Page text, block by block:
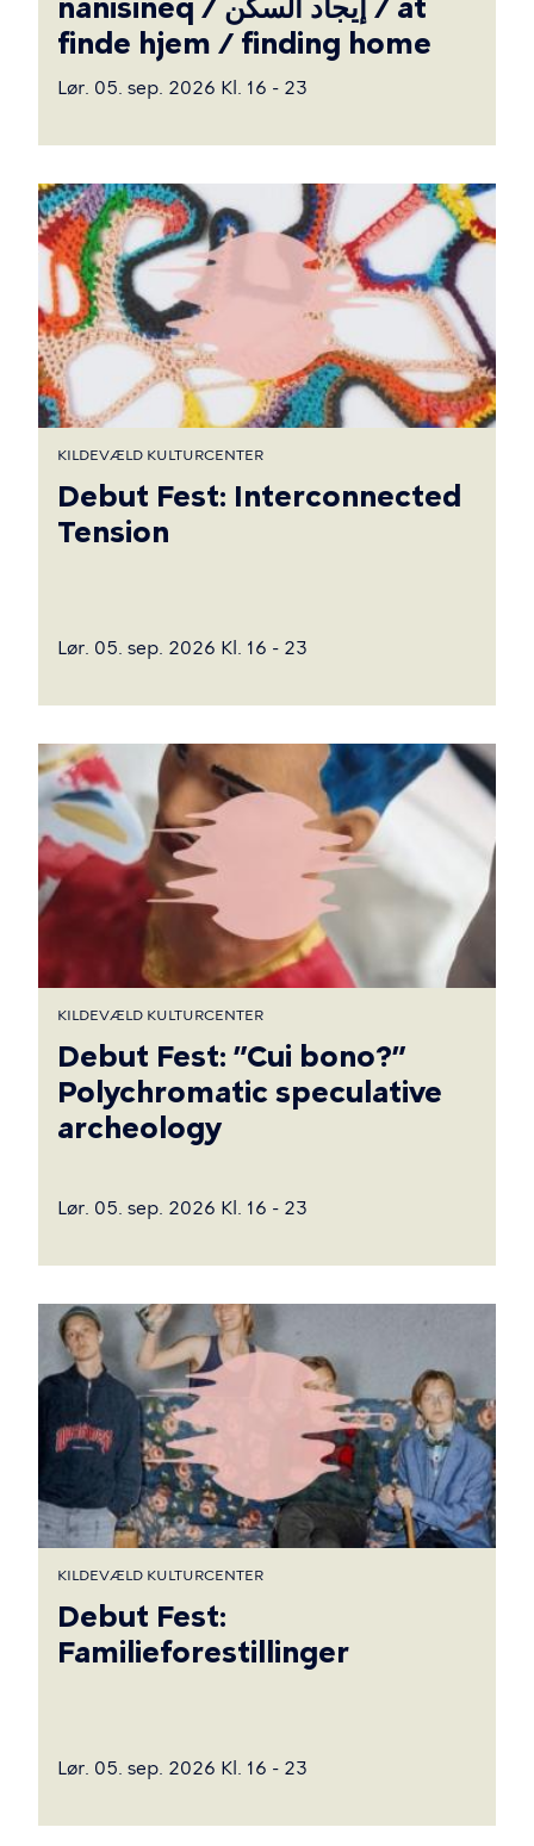
nanisineq / إيجاد السكن / at
finde hjem / finding home
Lør. 05. sep. 2026 Kl. 16 - 23
KILDEVÆLD KULTURCENTER
Debut Fest: Interconnected
Tension
Lør. 05. sep. 2026 Kl. 16 - 23
KILDEVÆLD KULTURCENTER
Debut Fest: ”Cui bono?”
Polychromatic speculative
archeology
Lør. 05. sep. 2026 Kl. 16 - 23
KILDEVÆLD KULTURCENTER
Debut Fest:
Familieforestillinger
Lør. 05. sep. 2026 Kl. 16 - 23